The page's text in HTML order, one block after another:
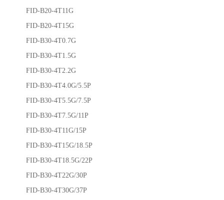
FID-B20-4T11G
FID-B20-4T15G
FID-B30-4T0.7G
FID-B30-4T1.5G
FID-B30-4T2.2G
FID-B30-4T4.0G/5.5P
FID-B30-4T5.5G/7.5P
FID-B30-4T7.5G/11P
FID-B30-4T11G/15P
FID-B30-4T15G/18.5P
FID-B30-4T18.5G/22P
FID-B30-4T22G/30P
FID-B30-4T30G/37P